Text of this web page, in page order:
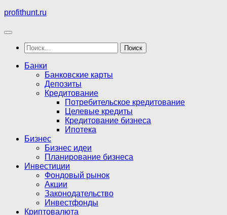
Перейти
содержимому
profithunt.ru
Найти:
Банки
Банковские карты
Депозиты
Кредитование
Потребительское кредитование
Целевые кредиты
Кредитование бизнеса
Ипотека
Бизнес
Бизнес идеи
Планирование бизнеса
Инвестиции
Фондовый рынок
Акции
Законодательство
Инвестфонды
Криптовалюта